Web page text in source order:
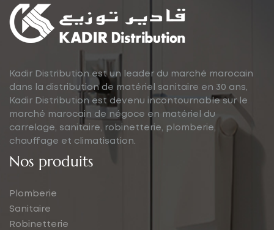
Kadir Distribution est un leader du marché marocain
dans la distribution de matériel sanitaire en 30 ans,
Kadir Distribution est devenu incontournable sur le
marché marocain de négoce en matériel du
carrelage, sanitaire, robinetterie, plomberie,
chauffage et climatisation.
Nos produits
Plomberie
Sanitaire
Robinetterie